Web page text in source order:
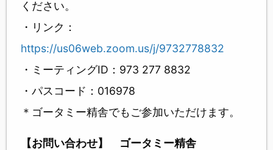
ください。
・リンク：
https://us06web.zoom.us/j/9732778832
・ミーティングID：973 277 8832
・パスコード：016978
＊ゴータミー精舎でもご参加いただけます。
【お問い合わせ】 ゴータミー精舎